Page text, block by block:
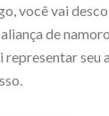
você vai
de
representar seu